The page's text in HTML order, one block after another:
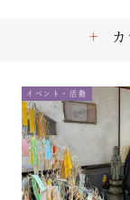
イベント・活動